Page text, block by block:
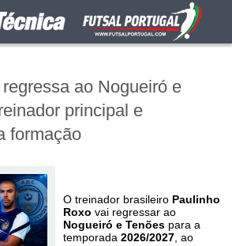
ao Nogueiró e
principal e
formação
O treinador brasileiro Paulinho
Roxo vai regressar ao
Nogueiró e Tenões para a
temporada 2026/2027 , ao